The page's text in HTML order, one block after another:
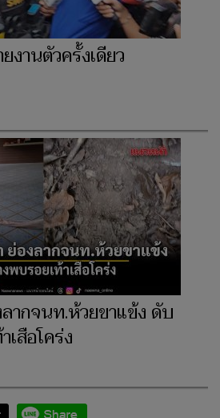
งานตัวครั้งเดียว
ากจนท.ห้วยขาแข้ง ดับ
เสือโคร่ง